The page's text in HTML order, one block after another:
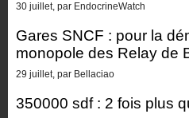
30 juillet, par EndocrineWatch
Gares SNCF : pour la
monopole des Relay de
29 juillet, par Bellaciao
350000 sdf : 2 fois plus